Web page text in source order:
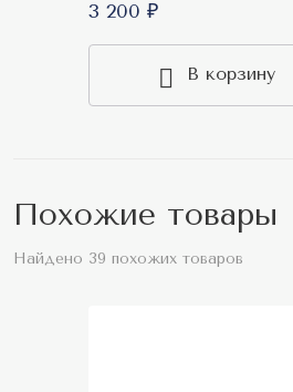
3 200 ₽
В корзину
Похожие товары
Найдено 39 похожих товаров